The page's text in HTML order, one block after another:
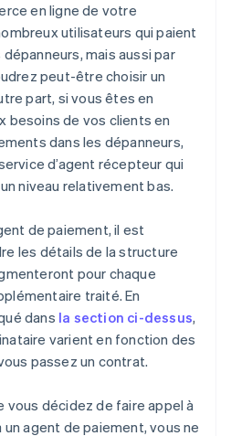
en ligne de votre
utilisateurs qui paient
mais aussi par
peut-être choisir un
part, si vous êtes en
besoins de vos clients en
dans les dépanneurs,
d’agent récepteur qui
niveau relativement bas.
de paiement, il est
les détails de la structure
pour chaque
traité. En
dans la section ci-dessus,
varient en fonction des
passez un contrat.
vous décidez de faire appel à
agent de paiement, vous ne